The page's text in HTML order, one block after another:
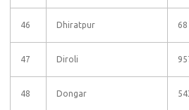
46 Dhiratpur 68
47 Diroli
48 Dongar